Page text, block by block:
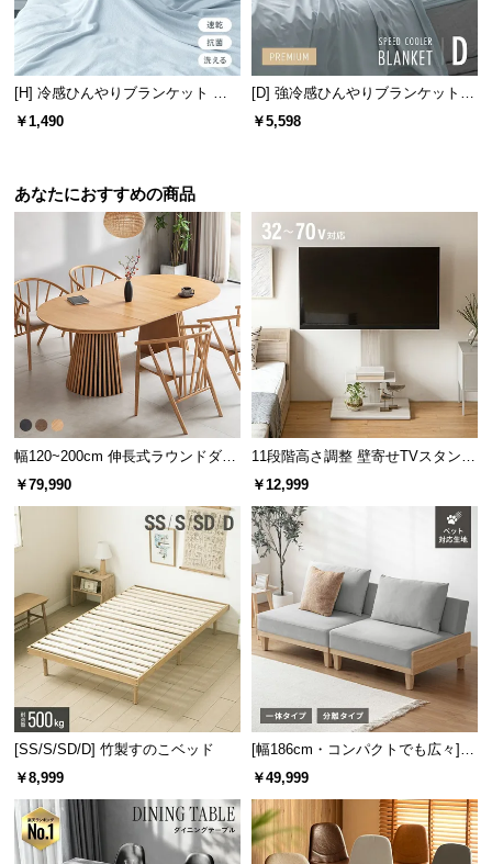
会
員
規
つ
い
お
客
様
ー
お
ら
せ
ブ
ロ
グ
企
[H] 冷感ひんやりブランケット リ
￥1,490
[D] 強冷感ひんやりブランケット
リバーシブル プレミアム 速乾 抗
￥5,598
あなたにおすすめの商品
幅120~200cm 伸長式ラウンドダイ
ニングテーブル 6人掛け 天然木突
￥79,990
11段階高さ調整 壁寄せTVスタンド
キャスター付き 上下左右角度調節
￥12,999
[SS/S/SD/D] 竹製すのこベッド
￥8,999
[幅186cm・コンパクトでも広々] 3
人掛けソファベッド リクライニン
￥49,999